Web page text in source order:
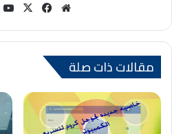
موق
الوي
ب
في
وك
X
مقالات ذات صلة